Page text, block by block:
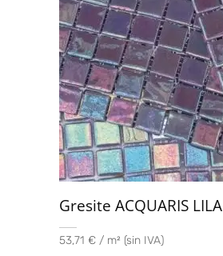
Gresite ACQUARIS LILA
53,71 € / m² (sin IVA)